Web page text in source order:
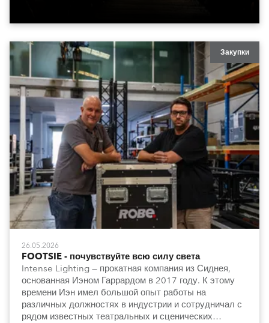
Закупки
26.05.2026
FOOTSIE - почувствуйте всю силу света
Intense Lighting — прокатная компания из Сиднея,
основанная Иэном Гаррардом в 2017 году. К этому
времени Иэн имел большой опыт работы на
различных должностях в индустрии и сотрудничал с
рядом известных театральных и сценических